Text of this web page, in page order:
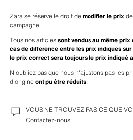
Zara se réserve le droit de modifier le prix
campagne.
Tous nos articles sont vendus au même prix
cas de différence entre les prix indiqués
le prix correct sera toujours le prix indiqué
N'oubliez pas que nous n'ajustons pas les
d'origine ont pu être réduits.
VOUS NE TROUVEZ PAS CE QUE
Contactez-nous